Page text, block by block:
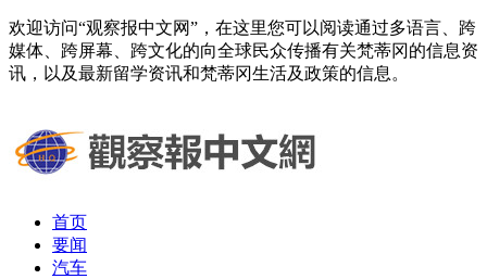
欢迎访问“观察报中文网”，在这里您可以阅读通过多语言、跨
媒体、跨屏幕、跨文化的向全球民众传播有关梵蒂冈的信息资
讯，以及最新留学资讯和梵蒂冈生活及政策的信息。
首页
要闻
汽车